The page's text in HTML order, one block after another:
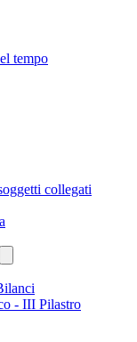
tempo
collegati
- III Pilastro